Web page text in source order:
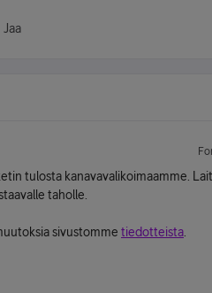
Jaa
tulosta kanavavalikoimaamme.
taholle.
sivustomme tiedotteista